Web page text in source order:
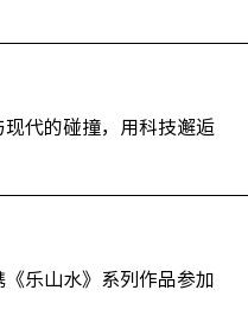
代的碰撞，用科技邂逅
乐山水》系列作品参加